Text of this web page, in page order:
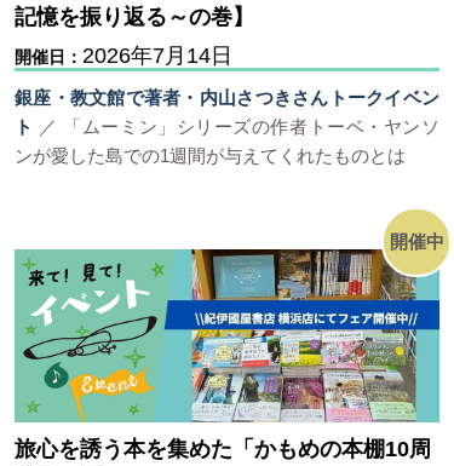
記憶を振り返る～の巻】
開催日： 2026年7月14日
銀座・教文館で著者・内山さつきさんトークイベン
ト
／ 「ムーミン」シリーズの作者トーベ・ヤンソ
ンが愛した島での1週間が与えてくれたものとは
開催中
旅心を誘う本を集めた「かもめの本棚10周